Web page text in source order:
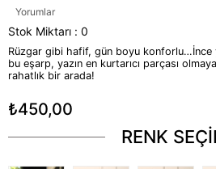
Yorumlar
Stok Miktarı : 0
Rüzgar gibi hafif, gün boyu konforlu…İnce
bu eşarp, yazın en kurtarıcı parçası
rahatlık bir arada!
₺450,00
RENK